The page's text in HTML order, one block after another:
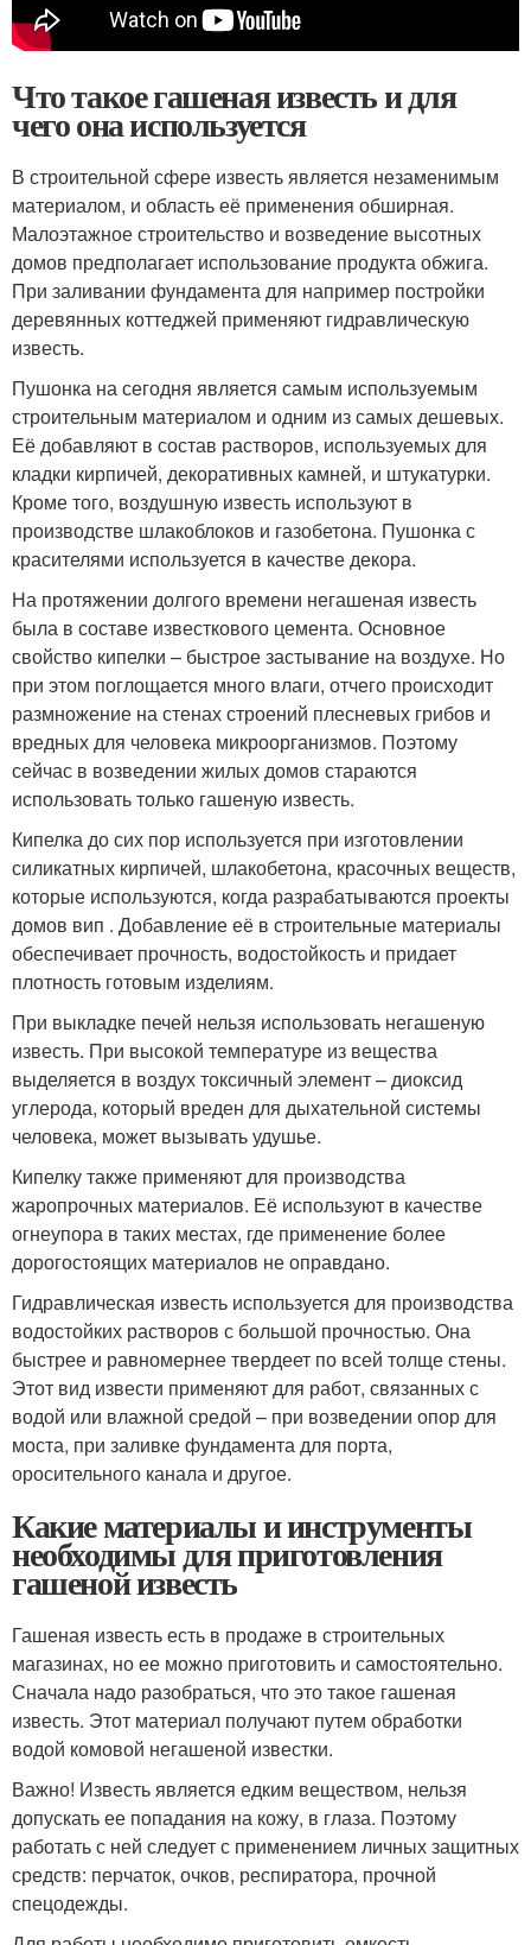
Что такое гашеная известь и для
чего она используется
В строительной сфере известь является незаменимым
материалом, и область её применения обширная.
Малоэтажное строительство и возведение высотных
домов предполагает использование продукта обжига.
При заливании фундамента для например постройки
деревянных коттеджей применяют гидравлическую
известь.
Пушонка на сегодня является самым используемым
строительным материалом и одним из самых дешевых.
Её добавляют в состав растворов, используемых для
кладки кирпичей, декоративных камней, и штукатурки.
Кроме того, воздушную известь используют в
производстве шлакоблоков и газобетона. Пушонка с
красителями используется в качестве декора.
На протяжении долгого времени негашеная известь
была в составе известкового цемента. Основное
свойство кипелки – быстрое застывание на воздухе. Но
при этом поглощается много влаги, отчего происходит
размножение на стенах строений плесневых грибов и
вредных для человека микроорганизмов. Поэтому
сейчас в возведении жилых домов стараются
использовать только гашеную известь.
Кипелка до сих пор используется при изготовлении
силикатных кирпичей, шлакобетона, красочных веществ,
которые используются, когда разрабатываются проекты
домов вип . Добавление её в строительные материалы
обеспечивает прочность, водостойкость и придает
плотность готовым изделиям.
При выкладке печей нельзя использовать негашеную
известь. При высокой температуре из вещества
выделяется в воздух токсичный элемент – диоксид
углерода, который вреден для дыхательной системы
человека, может вызывать удушье.
Кипелку также применяют для производства
жаропрочных материалов. Её используют в качестве
огнеупора в таких местах, где применение более
дорогостоящих материалов не оправдано.
Гидравлическая известь используется для производства
водостойких растворов с большой прочностью. Она
быстрее и равномернее твердеет по всей толще стены.
Этот вид извести применяют для работ, связанных с
водой или влажной средой – при возведении опор для
моста, при заливке фундамента для порта,
оросительного канала и другое.
Какие материалы и инструменты
необходимы для приготовления
гашеной известь
Гашеная известь есть в продаже в строительных
магазинах, но ее можно приготовить и самостоятельно.
Сначала надо разобраться, что это такое гашеная
известь. Этот материал получают путем обработки
водой комовой негашеной известки.
Важно! Известь является едким веществом, нельзя
допускать ее попадания на кожу, в глаза. Поэтому
работать с ней следует с применением личных защитных
средств: перчаток, очков, респиратора, прочной
спецодежды.